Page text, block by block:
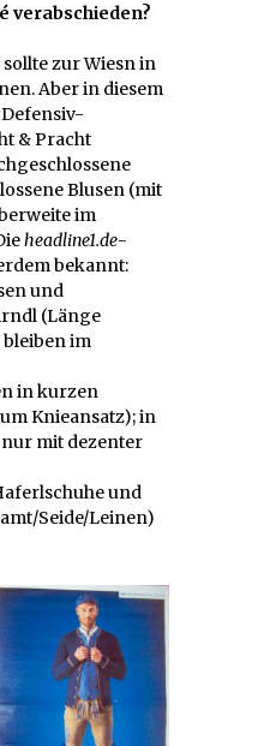
verabschieden?
zur Wiesn in
Aber in diesem
& Pracht
Blusen (mit
im
headline1.de-
bekannt:
und
(Länge
im
in kurzen
Knieansatz); in
mit dezenter
und
Seide/Leinen)